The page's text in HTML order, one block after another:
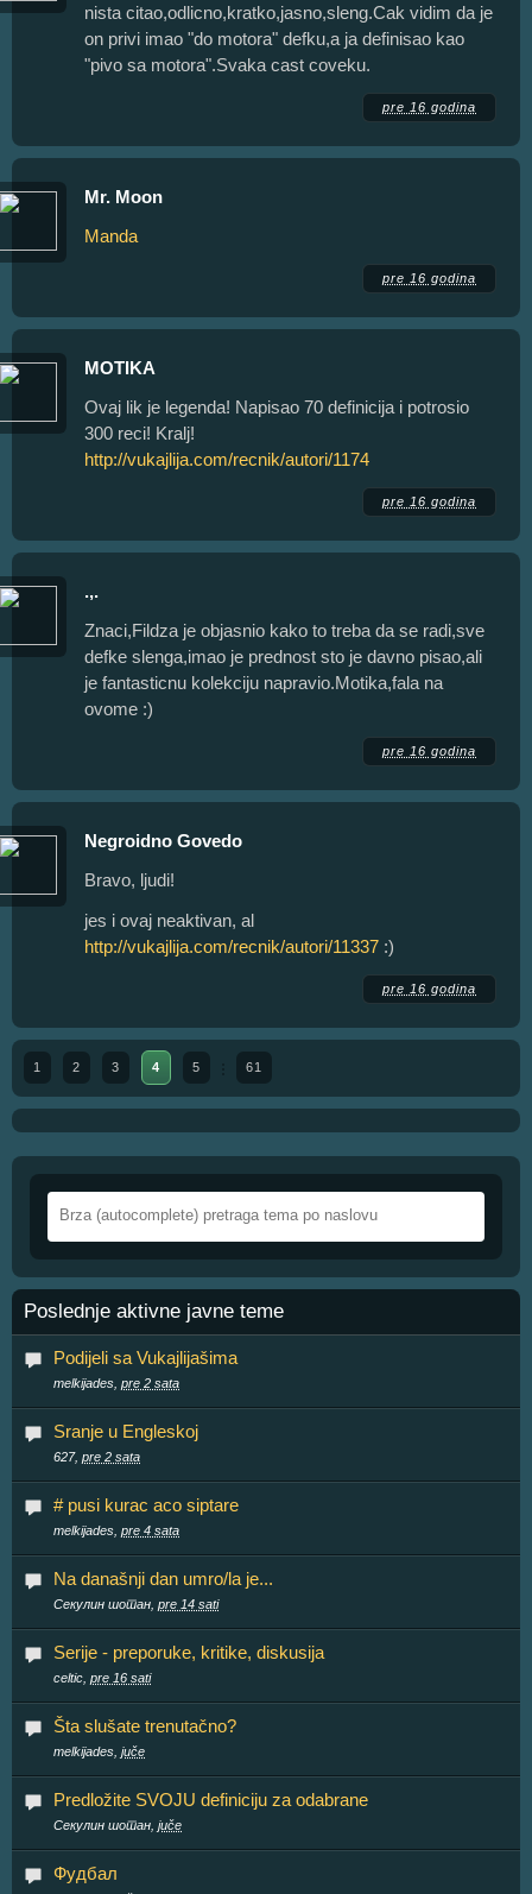
nista citao,odlicno,kratko,jasno,sleng.Cak vidim da je
on privi imao "do motora" defku,a ja definisao kao
"pivo sa motora".Svaka cast coveku.
pre 16 godina
Mr. Moon
Manda
pre 16 godina
MOTIKA
Ovaj lik je legenda! Napisao 70 definicija i potrosio
300 reci! Kralj!
http://vukajlija.com/recnik/autori/1174
pre 16 godina
.,.
Znaci,Fildza je objasnio kako to treba da se radi,sve
defke slenga,imao je prednost sto je davno pisao,ali
je fantasticnu kolekciju napravio.Motika,fala na
ovome :)
pre 16 godina
Negroidno Govedo
Bravo, ljudi!
jes i ovaj neaktivan, al
http://vukajlija.com/recnik/autori/11337 :)
pre 16 godina
1 2 3 4 5 61
Poslednje aktivne javne teme
Podijeli sa Vukajlijašima
melkijades, pre 2 sata
Sranje u Engleskoj
627, pre 2 sata
# pusi kurac aco siptare
melkijades, pre 4 sata
Na današnji dan umro/la je...
Секулин шотан, pre 14 sati
Serije - preporuke, kritike, diskusija
celtic, pre 16 sati
Šta slušate trenutačno?
melkijades, juče
Predložite SVOJU definiciju za odabrane
Секулин шотан, juče
Фудбал